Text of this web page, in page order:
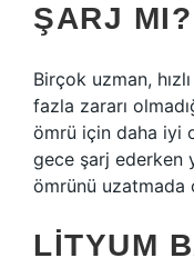
ŞARJ MI?
Birçok uzman,
fazla zararı
ömrü için daha iyi
gece şarj ederken
ömrünü uzatmada
LITYUM